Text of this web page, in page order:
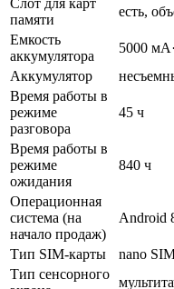
Слот для карт
памяти
есть,
Емкость
аккумулятора
5000
Аккумулятор
Время работы в
режиме
разговора
45 ч
Время работы в
режиме
ожидания
840 ч
Операционная
система (на
начало продаж)
Android
Тип SIM-карты
nano
Тип сенсорного